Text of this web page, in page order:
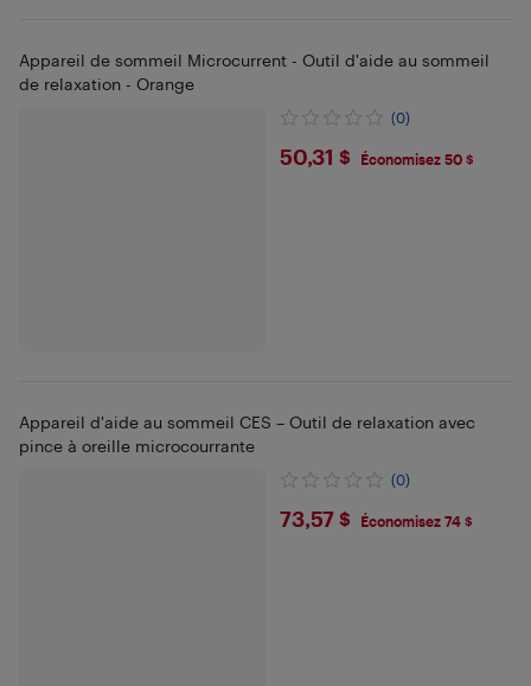
Appareil de sommeil Microcurrent - Outil d'aide au sommeil
de relaxation - Orange
(0)
$50.31
50,31 $ Économisez 50 $
Appareil d'aide au sommeil CES – Outil de relaxation avec
pince à oreille microcourrante
(0)
$73.57
73,57 $ Économisez 74 $